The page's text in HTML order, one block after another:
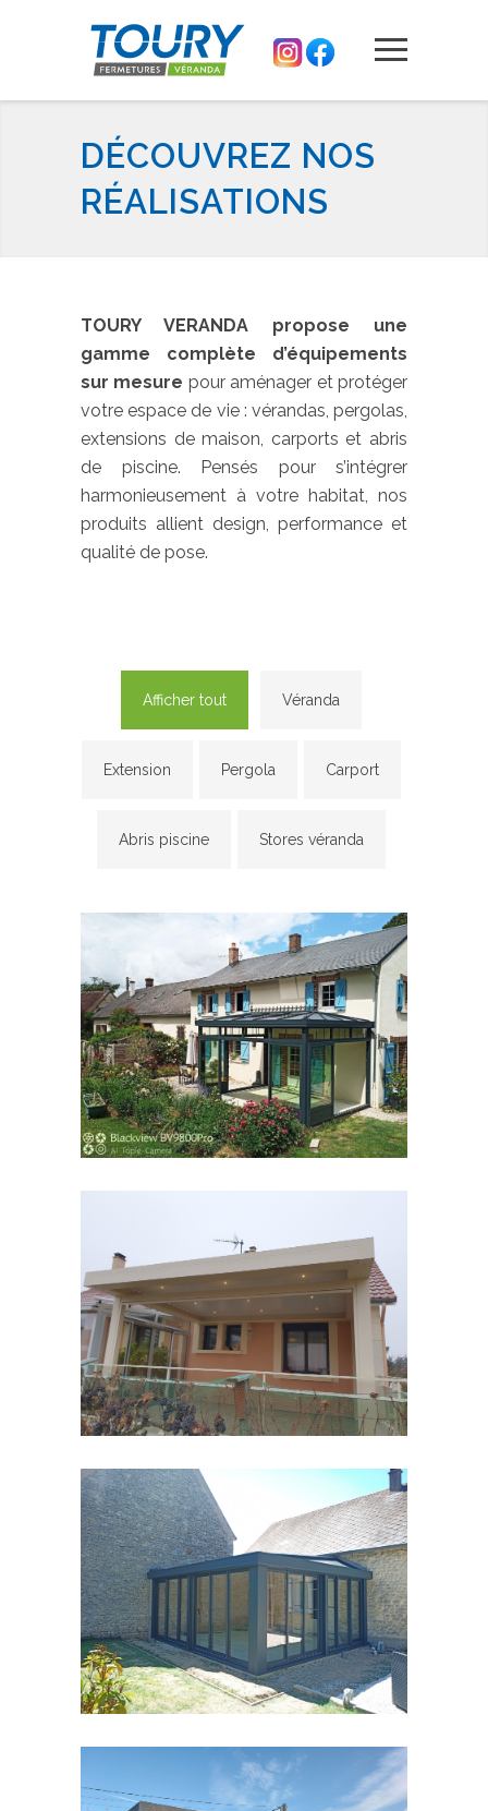
DÉCOUVREZ NOS
RÉALISATIONS
TOURY VERANDA propose une
gamme complète d’équipements
sur mesure pour aménager et protéger
votre espace de vie : vérandas, pergolas,
extensions de maison, carports et abris
de piscine. Pensés pour s’intégrer
harmonieusement à votre habitat, nos
produits allient design, performance et
qualité de pose.
Afficher tout Véranda
Extension Pergola Carport
Abris piscine Stores véranda